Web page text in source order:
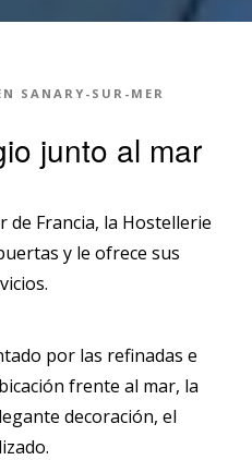
SANARY-SUR-MER
junto al mar
de Francia, la Hostellerie
y le ofrece sus
por las refinadas e
frente al mar, la
decoración, el